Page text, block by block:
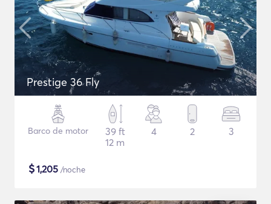
Prestige 36 Fly
Barco de motor
39 ft
12 m
4 2 3
$1,205 /noche